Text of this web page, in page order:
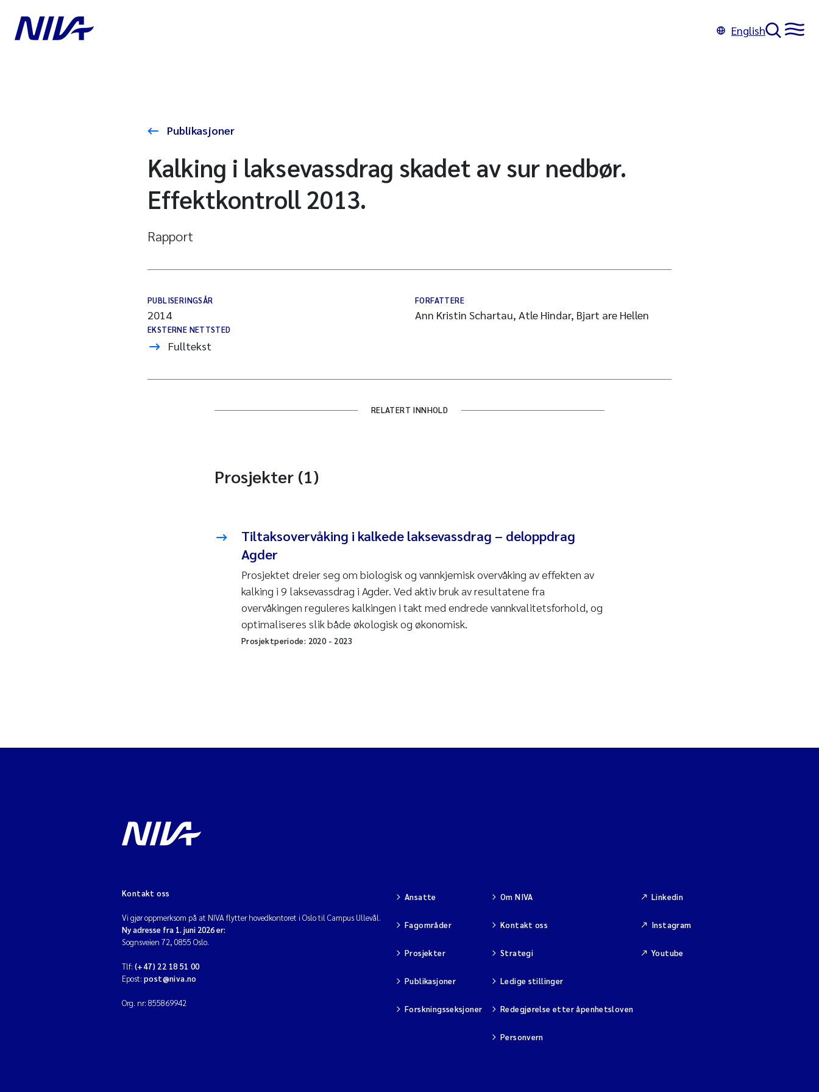
English
Publikasjoner
Kalking i laksevassdrag skadet av sur nedbør.
Effektkontroll 2013.
Rapport
PUBLISERINGSÅR
2014
EKSTERNE NETTSTED
Fulltekst
FORFATTERE
Ann Kristin Schartau, Atle Hindar, Bjart are Hellen
RELATERT INNHOLD
Prosjekter (1)
Tiltaksovervåking i kalkede laksevassdrag – deloppdrag
Agder
Prosjektet dreier seg om biologisk og vannkjemisk overvåking av effekten av
kalking i 9 laksevassdrag i Agder. Ved aktiv bruk av resultatene fra
overvåkingen reguleres kalkingen i takt med endrede vannkvalitetsforhold, og
optimaliseres slik både økologisk og økonomisk.
Prosjektperiode: 2020- 2023
Kontakt oss
Vi gjør oppmerksom på at NIVA flytter hovedkontoret i Oslo til Campus Ullevål.
Ny adresse fra 1. juni 2026 er:
Sognsveien 72, 0855 Oslo.
Tlf: (+47) 22 18 51 00
Epost: post@niva.no
Org. nr: 855869942
Ansatte
Fagområder
Prosjekter
Publikasjoner
Forskningsseksjoner
Om NIVA
Kontakt oss
Strategi
Ledige stillinger
Redegjørelse etter åpenhetsloven
Personvern
Linkedin
Instagram
Youtube